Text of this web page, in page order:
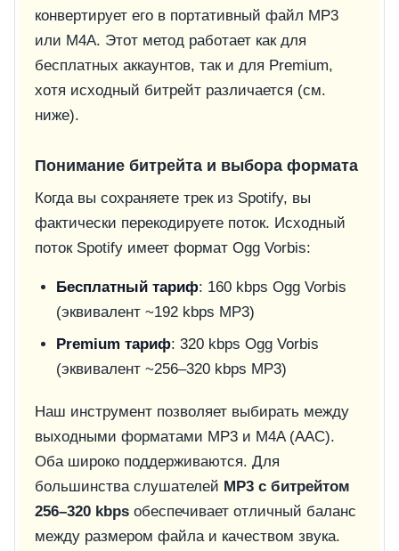
конвертирует его в портативный файл MP3
или M4A. Этот метод работает как для
бесплатных аккаунтов, так и для Premium,
хотя исходный битрейт различается (см.
ниже).
Понимание битрейта и выбора формата
Когда вы сохраняете трек из Spotify, вы
фактически перекодируете поток. Исходный
поток Spotify имеет формат Ogg Vorbis:
Бесплатный тариф: 160 kbps Ogg Vorbis
(эквивалент ~192 kbps MP3)
Premium тариф: 320 kbps Ogg Vorbis
(эквивалент ~256–320 kbps MP3)
Наш инструмент позволяет выбирать между
выходными форматами MP3 и M4A (AAC).
Оба широко поддерживаются. Для
большинства слушателей MP3 с битрейтом
256–320 kbpsобеспечивает отличный баланс
между размером файла и качеством звука.